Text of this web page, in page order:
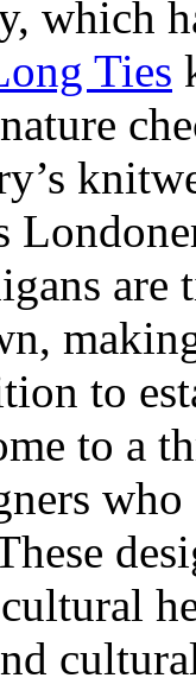
which
Ties
are
to
to a